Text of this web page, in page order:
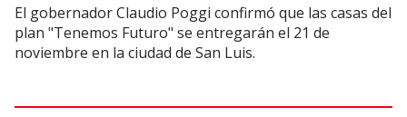
El gobernador Claudio Poggi confirmó que las casas del
plan "Tenemos Futuro" se entregarán el 21 de
noviembre en la ciudad de San Luis.